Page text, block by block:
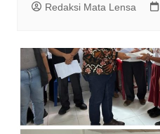
Redaksi Mata Lensa